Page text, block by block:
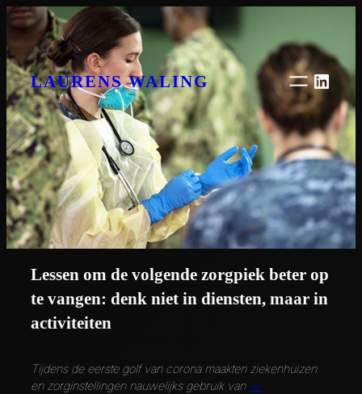
Ga
de
inhoud
LAURENS WALING
Lessen om de volgende zorgpiek beter op
te vangen: denk niet in diensten, maar in
activiteiten
Tijdens de eerste golf van corona maakten ziekenhuizen
en zorginstellingen nauwelijks gebruik van de